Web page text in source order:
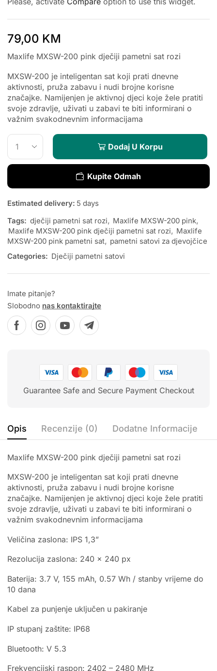
79,00 KM
Maxlife MXSW-200 pink dječiji pametni sat rozi
MXSW-200 je inteligentan sat koji prati dnevne
aktivnosti, pruža zabavu i nudi brojne korisne
značajke. Namijenjen je aktivnoj djeci koje žele pratiti
svoje zdravlje, uživati u zabavi te biti informirani o
važnim svakodnevnim informacijama
Dodaj U Korpu
Kupite Odmah
Estimated delivery: 5 days
Tags: dječiji pametni sat rozi, Maxlife MXSW-200 pink,
Maxlife MXSW-200 pink dječiji pametni sat rozi, Maxlife
MXSW-200 pink pametni sat, pametni satovi za djevojčice
Categories: Dječiji pametni satovi
Imate pitanje?
Slobodno nas kontaktirajte
Guarantee Safe and Secure Payment Checkout
Opis Recenzije (0) Dodatne Informacije
Maxlife MXSW-200 pink dječiji pametni sat rozi
MXSW-200 je inteligentan sat koji prati dnevne
aktivnosti, pruža zabavu i nudi brojne korisne
značajke. Namijenjen je aktivnoj djeci koje žele pratiti
svoje zdravlje, uživati u zabavi te biti informirani o
važnim svakodnevnim informacijama
Veličina zaslona: IPS 1,3”
Rezolucija zaslona: 240 x 240 px
Baterija: 3.7 V, 155 mAh, 0.57 Wh / stanby vrijeme do
10 dana
Kabel za punjenje uključen u pakiranje
IP stupanj zaštite: IP68
Bluetooth: V 5.3
Frekvencijski raspon: 2402 – 2480 MHz